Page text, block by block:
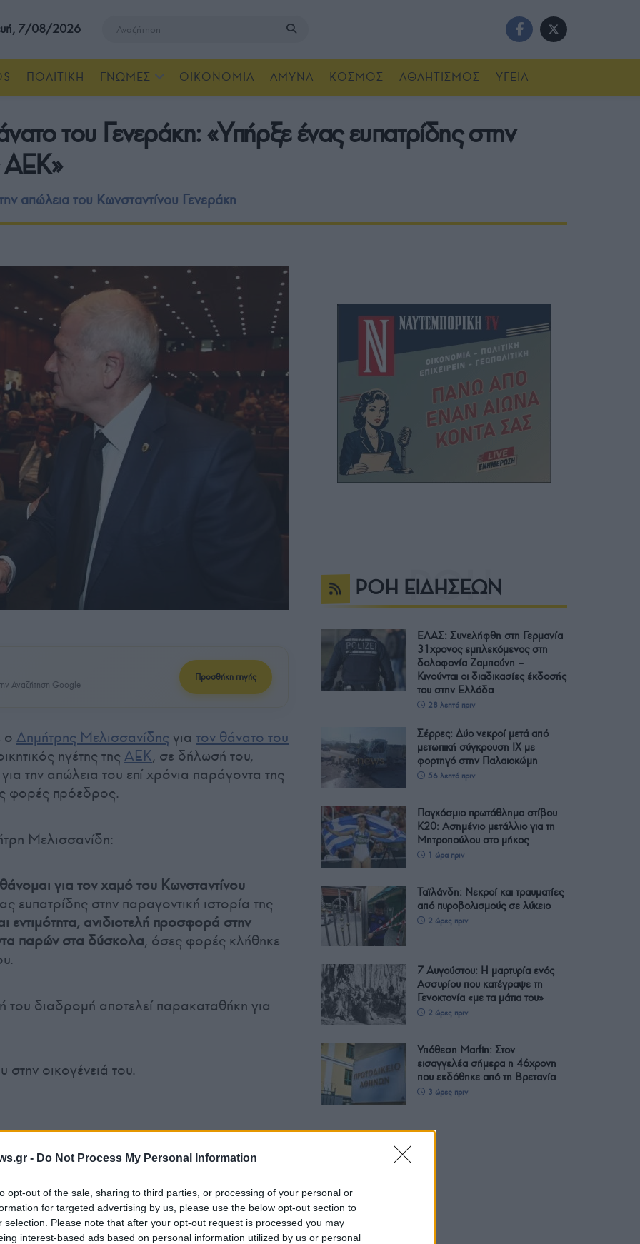
- Do Not Process My Personal Information
opt-out of the sale, sharing to third parties, or processing of your personal or
for targeted advertising by us, please use the below opt-out section to
selection. Please note that after your opt-out request is processed you may
interest-based ads based on personal information utilized by us or personal
7/08/2026
ΠΟΛΙΤΙΚΗ ΓΝΩΜΕΣ ΟΙΚΟΝΟΜΙΑ ΑΜΥΝΑ ΚΟΣΜΟΣ ΑΘΛΗΤΙΣΜΟΣ ΥΓΕΙΑ
του Γενεράκη: «Υπήρξε ένας ευπατρίδης στην
ΑΕΚ»
απώλεια του Κωνσταντίνου Γενεράκη
Αναζήτηση Google
Προσθήκη πηγής
ο Δημήτρης Μελισσανίδης για τον θάνατο του
ηγέτης της ΑΕΚ, σε δήλωσή του,
την απώλεια του επί χρόνια παράγοντα της
φορές πρόεδρος.
Μελισσανίδη:
για τον χαμό του Κωνσταντίνου
ευπατρίδης στην παραγοντική ιστορία της
ανιδιοτελή προσφορά στην
παρών στα δύσκολα, όσες φορές κλήθηκε
του διαδρομή αποτελεί παρακαταθήκη για
οικογένειά του.
Tweet Send
ΡΟΗ ΕΙΔΗΣΕΩΝ
ΕΛΑΣ: Συνελήφθη στη Γερμανία
31χρονος εμπλεκόμενος στη
δολοφονία Ζαμπούνη –
Κινούνται οι διαδικασίες έκδοσής
του στην Ελλάδα
28 λεπτά πριν
Σέρρες: Δύο νεκροί μετά από
μετωπική σύγκρουση ΙΧ με
φορτηγό στην Παλαιοκώμη
56 λεπτά πριν
Παγκόσμιο πρωτάθλημα στίβου
Κ20: Ασημένιο μετάλλιο για τη
Μητροπούλου στο μήκος
1 ώρα πριν
Ταϊλάνδη: Νεκροί και τραυματίες
από πυροβολισμούς σε λύκειο
2 ώρες πριν
7 Αυγούστου: Η μαρτυρία ενός
Ασσυρίου που κατέγραψε τη
Γενοκτονία «με τα μάτια του»
2 ώρες πριν
Υπόθεση Marfin: Στον
εισαγγελέα σήμερα η 46χρονη
που εκδόθηκε από τη Βρετανία
3 ώρες πριν